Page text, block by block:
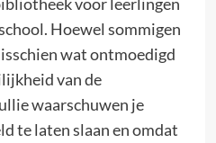
Hoewel sommigen
wat ontmoedigd
van de
waarschuwen je
te laten slaan en omdat